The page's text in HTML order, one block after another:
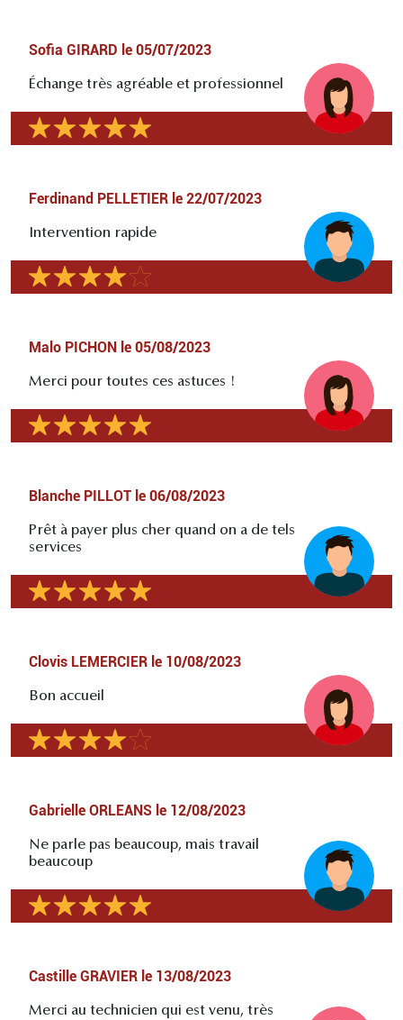
Sofia GIRARD le 05/07/2023
Échange très agréable et professionnel
Ferdinand PELLETIER le 22/07/2023
Intervention rapide
Malo PICHON le 05/08/2023
Merci pour toutes ces astuces !
Blanche PILLOT le 06/08/2023
Prêt à payer plus cher quand on a de tels
services
Clovis LEMERCIER le 10/08/2023
Bon accueil
Gabrielle ORLEANS le 12/08/2023
Ne parle pas beaucoup, mais travail
beaucoup
Castille GRAVIER le 13/08/2023
Merci au technicien qui est venu, très